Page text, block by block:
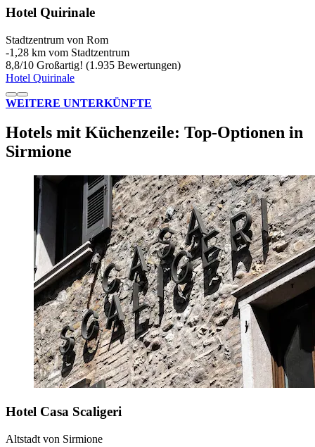
Hotel Quirinale
Stadtzentrum von Rom
‐1,28 km vom Stadtzentrum
8,8/10 Großartig! (1.935 Bewertungen)
Hotel Quirinale
WEITERE UNTERKÜNFTE
Hotels mit Küchenzeile: Top-Optionen in
Sirmione
Hotel Casa Scaligeri
Altstadt von Sirmione